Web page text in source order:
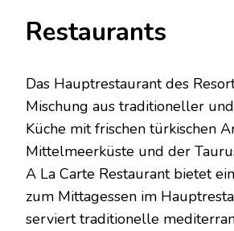
Restaurants
Das Hauptrestaurant des
Mischung aus traditioneller
Küche mit frischen türkischen
Mittelmeerküste und der
A La Carte Restaurant bietet
zum Mittagessen im
serviert traditionelle